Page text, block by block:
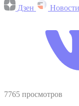
Дзен Новости
7765 просмотров